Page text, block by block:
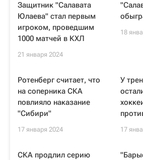
Защитник "Салавата
Юлаева" стал первым
игроком, проведшим
1000 матчей в КХЛ
21 января 2024
18
Ротенберг считает, что
на соперника СКА
повлияло наказание
"Сибири"
17 января 2024
У
17
СКА продлил серию